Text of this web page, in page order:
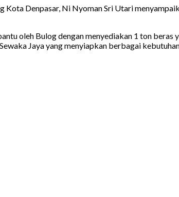
Kota Denpasar, Ni Nyoman Sri Utari
oleh Bulog dengan menyediakan 1 ton
Jaya yang menyiapkan berbagai